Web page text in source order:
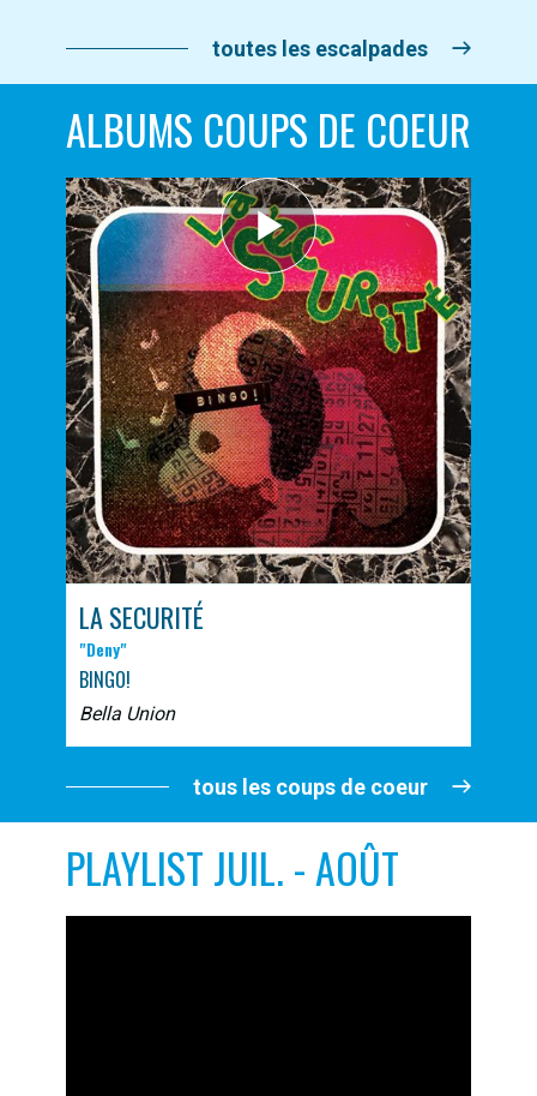
toutes les escalpades
ALBUMS COUPS DE COEUR
LA SECURITÉ
"Deny"
BINGO!
Bella Union
tous les coups de coeur
PLAYLIST JUIL. - AOÛT